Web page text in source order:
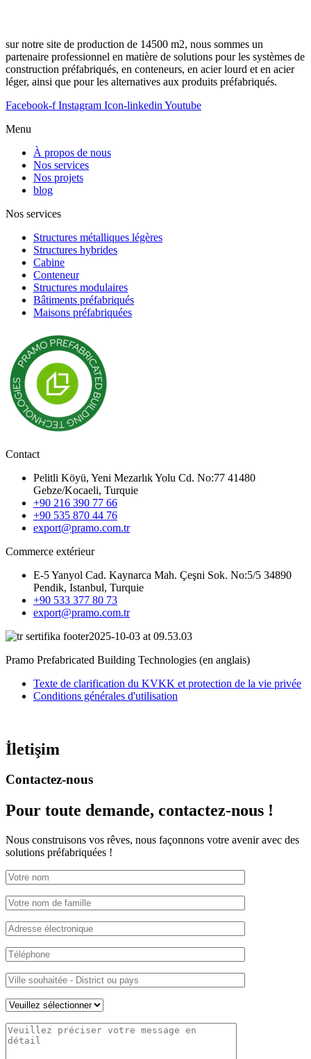
sur notre site de production de 14500 m2, nous sommes un
partenaire professionnel en matière de solutions pour les systèmes de
construction préfabriqués, en conteneurs, en acier lourd et en acier
léger, ainsi que pour les alternatives aux produits préfabriqués.
Facebook-f Instagram Icon-linkedin Youtube
Menu
À propos de nous
Nos services
Nos projets
blog
Nos services
Structures métalliques légères
Structures hybrides
Cabine
Conteneur
Structures modulaires
Bâtiments préfabriqués
Maisons préfabriquées
Contact
Pelitli Köyü, Yeni Mezarlık Yolu Cd. No:77 41480
Gebze/Kocaeli, Turquie
+90 216 390 77 66
+90 535 870 44 76
export@pramo.com.tr
Commerce extérieur
E-5 Yanyol Cad. Kaynarca Mah. Çeşni Sok. No:5/5 34890
Pendik, Istanbul, Turquie
+90 533 377 80 73
export@pramo.com.tr
Pramo Prefabricated Building Technologies (en anglais)
Texte de clarification du KVKK et protection de la vie privée
Conditions générales d'utilisation
İletişim
Contactez-nous
Pour toute demande, contactez-nous !
Nous construisons vos rêves, nous façonnons votre avenir avec des
solutions préfabriquées !